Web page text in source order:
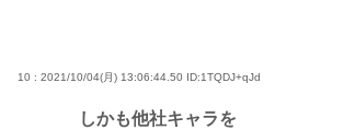
10 : 2021/10/04(月) 13:06:44.50 ID:1TQDJ+qJd
しかも他社キャラを